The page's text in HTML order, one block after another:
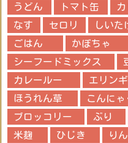
うどん
トマト缶
なす
セロリ しいた
ごはん
かぼちゃ
シーフードミックス
カレールー
エリンギ
ほうれん草
こんにゃ
ブロッコリー
ぶり
米麹
ひじき り